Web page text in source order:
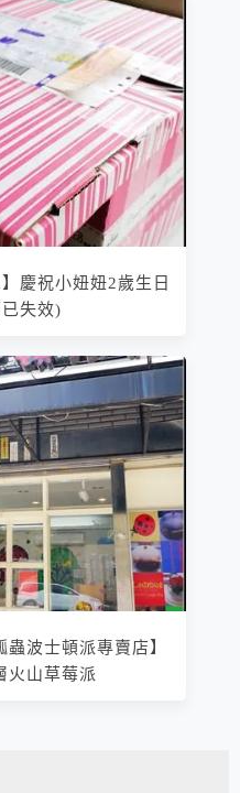
慶祝小妞妞2歲生日
失效)
波士頓派專賣店】
火山草莓派